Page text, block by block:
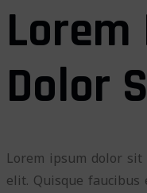
Lorem
Dolor
Lorem ipsum dolor sit
elit. Quisque faucibus